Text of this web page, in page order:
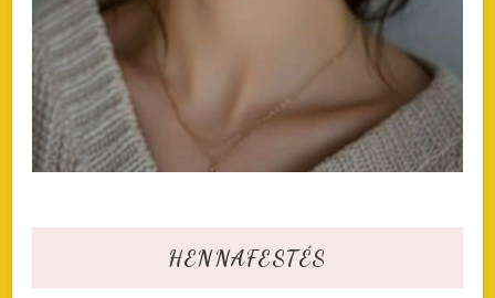
HENNAFESTÉS